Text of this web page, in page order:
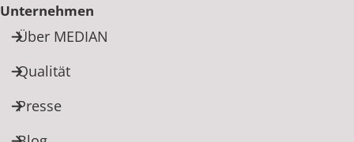
Unternehmen
Über MEDIAN
Qualität
Presse